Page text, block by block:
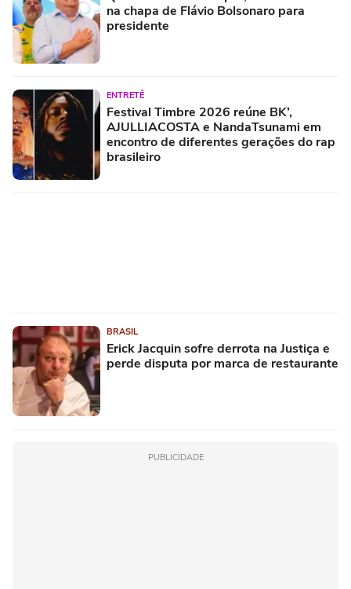
na chapa de Flávio Bolsonaro para
presidente
ENTRETÊ
Festival Timbre 2026 reúne BK’,
AJULLIACOSTA e NandaTsunami em
encontro de diferentes gerações do rap
brasileiro
BRASIL
Erick Jacquin sofre derrota na Justiça e
perde disputa por marca de restaurante
PUBLICIDADE